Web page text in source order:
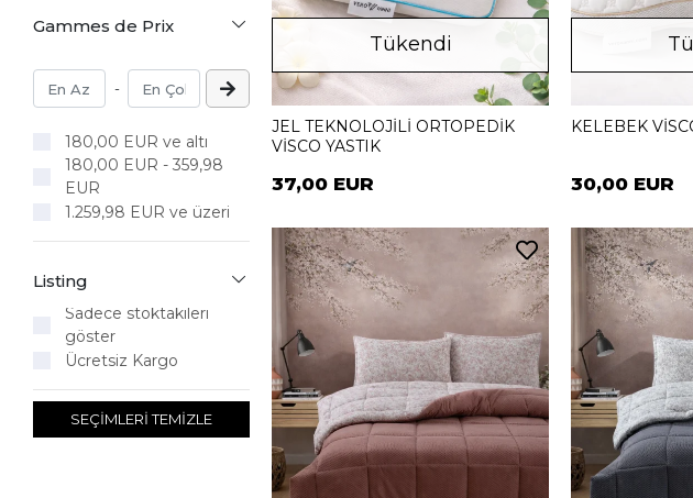
Gammes de Prix
-
180,00 EUR ve altı
180,00 EUR - 359,98
EUR
1.259,98 EUR ve üzeri
Listing
Sadece stoktakileri
göster
Ücretsiz Kargo
SEÇİMLERİ TEMİZLE
Tükendi
JEL TEKNOLOJİLİ ORTOPEDİK
VİSCO YASTIK
37,00 EUR
KELEBEK
30,00 EUR